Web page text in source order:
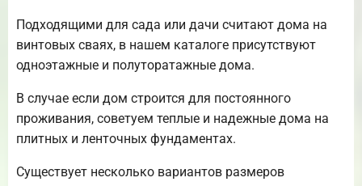
Подходящими для сада или дачи считают дома на
винтовых сваях, в нашем каталоге присутствуют
одноэтажные и полуторатажные дома.
В случае если дом строится для постоянного
проживания, советуем теплые и надежные дома на
плитных и ленточных фундаментах.
Существует несколько вариантов размеров